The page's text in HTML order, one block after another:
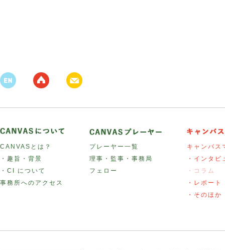
CANVASとは？
・趣旨・背景
・CI について
事務所へのアクセス
プレーヤー一覧
理事・監事・事務局
フェロー
キャンバス
・インタビ
・コラム
・レポート
・そのほか